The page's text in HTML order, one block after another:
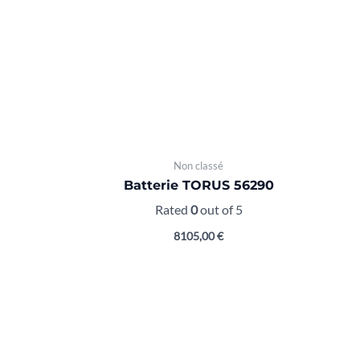
Non classé
Batterie TORUS 56290
Rated 0out of 5
8105,00€